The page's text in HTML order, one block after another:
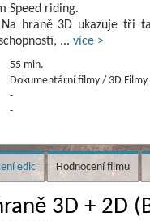
Speed riding.
Na hraně 3D ukazuje tři
... více >
55 min.
Dokumentární filmy / 3D Filmy
-
-
edic Hodnocení filmu
3D + 2D